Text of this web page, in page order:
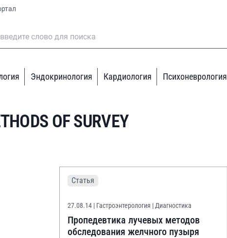
Эндокринология Кардиология Психоневрология
OF SURVEY
Статья
27.08.14 | Гастроэнтерология | Диагностика
Пропедевтика лучевых методов
обследования желчного пузыря